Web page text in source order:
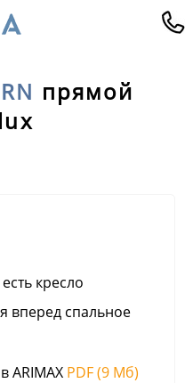
прямой
кресло
вперед спальное
ARIMAX PDF (9 Мб)